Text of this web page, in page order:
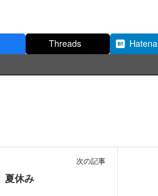
Threads
Hatena
次の記事
夏休み